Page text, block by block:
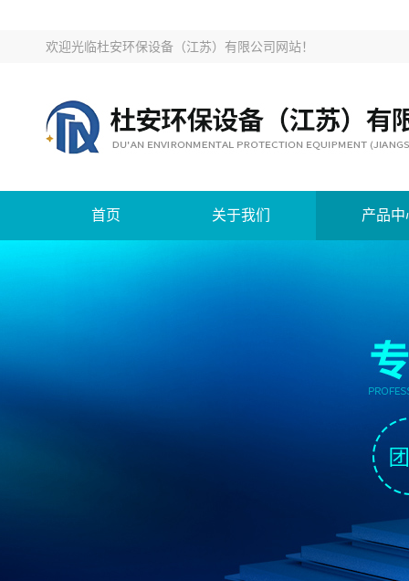
欢迎光临杜安环保设备（江苏）有限公司网站！
首页 关于我们 产品中